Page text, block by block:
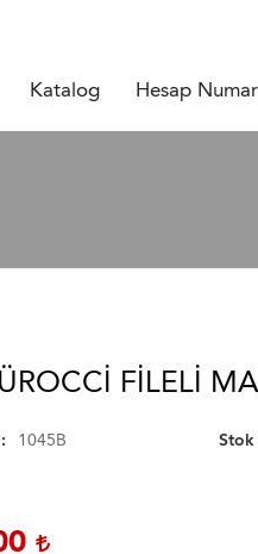
Katalog Hesap
FILELI
1045B Stok